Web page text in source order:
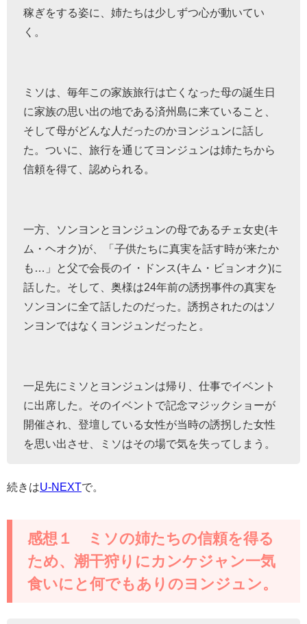
稼ぎをする姿に、姉たちは少しずつ心が動いてい
く。
ミソは、毎年この家族旅行は亡くなった母の誕生日
に家族の思い出の地である済州島に来ていること、
そして母がどんな人だったのかヨンジュンに話し
た。ついに、旅行を通じてヨンジュンは姉たちから
信頼を得て、認められる。
一方、ソンヨンとヨンジュンの母であるチェ女史(キ
ム・ヘオク)が、「子供たちに真実を話す時が来たか
も…」と父で会長のイ・ドンス(キム・ビョンオク)に
話した。そして、奥様は24年前の誘拐事件の真実を
ソンヨンに全て話したのだった。誘拐されたのはソ
ンヨンではなくヨンジュンだったと。
一足先にミソとヨンジュンは帰り、仕事でイベント
に出席した。そのイベントで記念マジックショーが
開催され、登壇している女性が当時の誘拐した女性
を思い出させ、ミソはその場で気を失ってしまう。
続きはU-NEXTで。
感想１ ミソの姉たちの信頼を得る
ため、潮干狩りにカンケジャン一気
食いにと何でもありのヨンジュン。